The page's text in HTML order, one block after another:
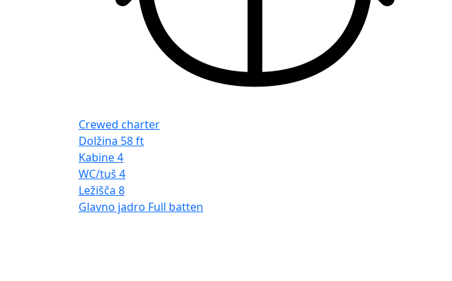
Crewed charter
Dolžina 58 ft
Kabine4
WC/tuš 4
Ležišča 8
Glavno jadro Full batten